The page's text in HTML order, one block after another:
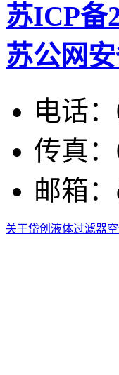
苏ICP备
苏公网
电话：
传真：
邮箱：
关于岱创 液体过滤器